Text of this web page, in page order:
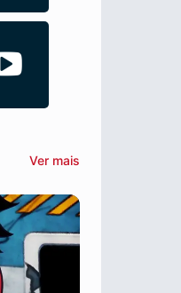
Ver mais